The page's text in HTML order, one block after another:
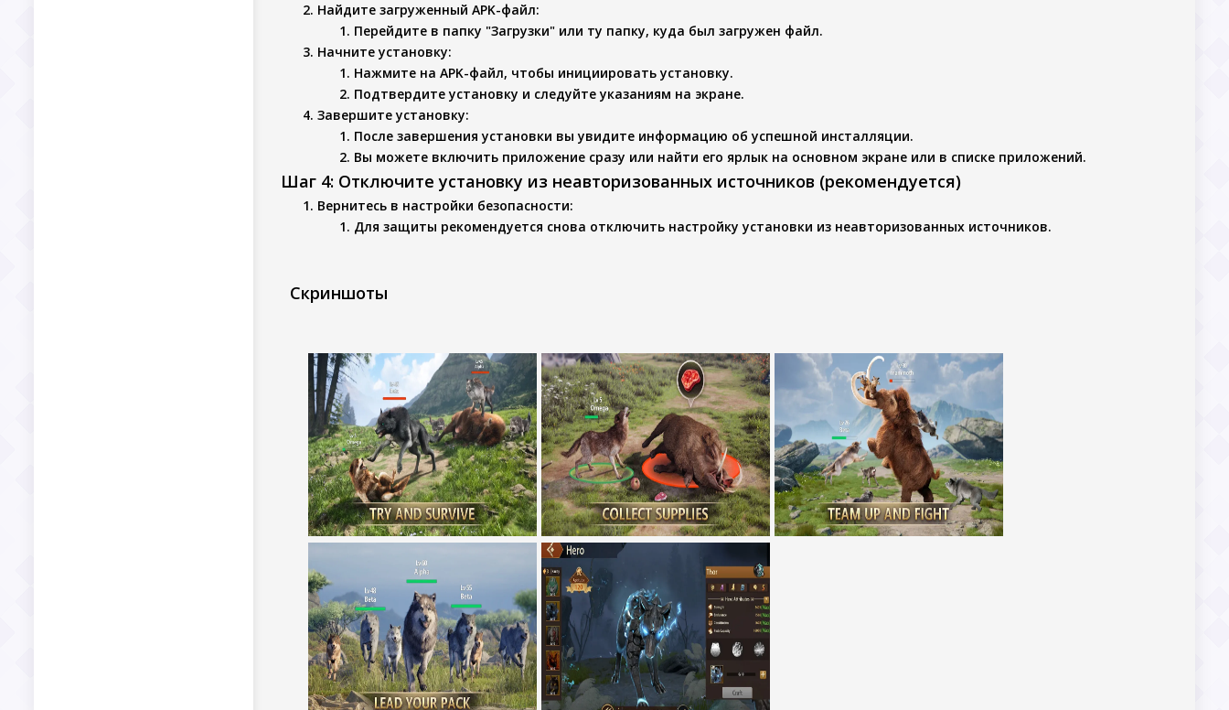
Найдите загруженный APK-файл:
Перейдите в папку "Загрузки" или ту папку, куда был загружен файл.
Начните установку:
Нажмите на APK-файл, чтобы инициировать установку.
Подтвердите установку и следуйте указаниям на экране.
Завершите установку:
После завершения установки вы увидите информацию об успешной инсталляции.
Вы можете включить приложение сразу или найти его ярлык на основном экране или в списке приложений.
Шаг 4: Отключите установку из неавторизованных источников (рекомендуется)
Вернитесь в настройки безопасности:
Для защиты рекомендуется снова отключить настройку установки из неавторизованных источников.
Скриншоты